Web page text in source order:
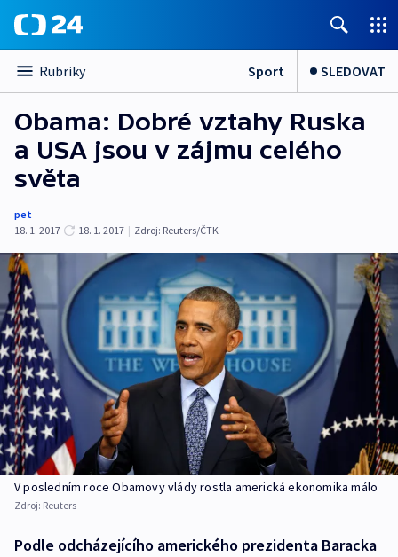
Rubriky Sport SLEDOVAT
Obama: Dobré vztahy Ruska
a USA jsou v zájmu celého
světa
pet
18. 1. 2017
18. 1. 2017 | Zdroj: Reuters/ČTK
V posledním roce Obamovy vlády rostla americká ekonomika málo
Zdroj: Reuters
Podle odcházejícího amerického prezidenta Baracka